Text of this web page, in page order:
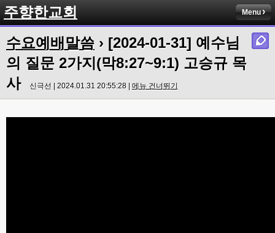
주향한교회 Menu
수요예배말씀 › [2024-01-31] 예수님
의 질문 2가지(막8:27~9:1) 고승규 목
사
신극선 | 2024.01.31 20:55:28 | 메뉴 건너뛰기